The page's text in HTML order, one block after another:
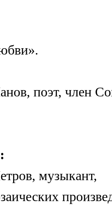
поэт, член
музыкант,